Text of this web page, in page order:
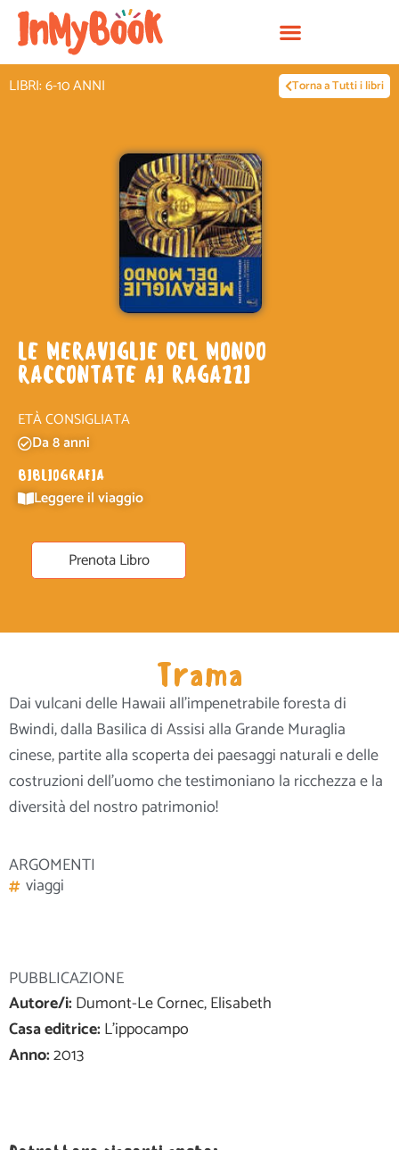
Vai
contenuto
LIBRI: 6-10 ANNI Torna a Tutti i libri
LE MERAVIGLIE DEL MONDO
RACCONTATE AI RAGAZZI
ETÀ CONSIGLIATA
Da 8 anni
BIBLIOGRAFIA
Leggere il viaggio
Prenota Libro
PUBBLICAZIONE
Autore/i:Dumont-Le Cornec, Elisabeth
Casa editrice:L'ippocampo
Anno:2013
Trama
Dai vulcani delle Hawaii all’impenetrabile foresta di
Bwindi, dalla Basilica di Assisi alla Grande Muraglia
cinese, partite alla scoperta dei paesaggi naturali e delle
costruzioni dell’uomo che testimoniano la ricchezza e la
diversità del nostro patrimonio!
ARGOMENTI
viaggi